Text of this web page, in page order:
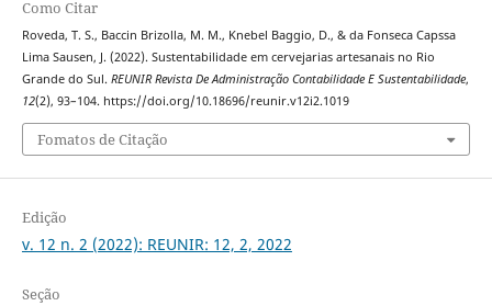
Como Citar
Roveda, T. S., Baccin Brizolla, M. M., Knebel Baggio, D., & da Fonseca Capssa
Lima Sausen, J. (2022). Sustentabilidade em cervejarias artesanais no Rio
Grande do Sul. REUNIR Revista De Administração Contabilidade E Sustentabilidade,
12(2), 93–104. https://doi.org/10.18696/reunir.v12i2.1019
Fomatos de Citação
Edição
v. 12 n. 2 (2022): REUNIR: 12, 2, 2022
Seção